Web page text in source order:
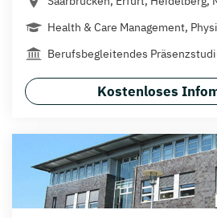
Health & Care Management,
Berufsbegleitendes
Kostenloses